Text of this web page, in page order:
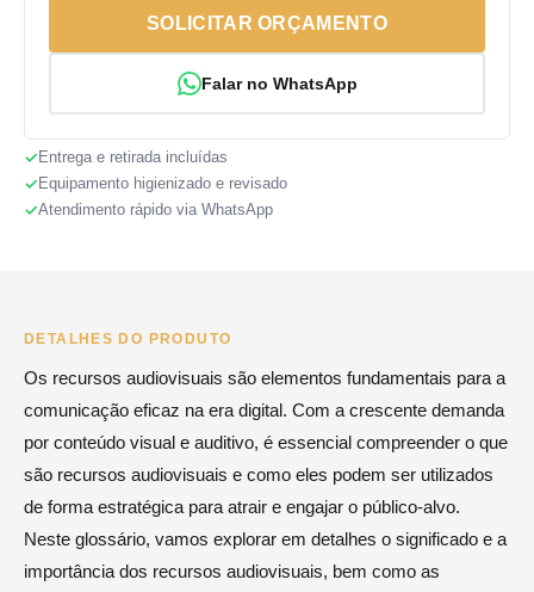
SOLICITAR ORÇAMENTO
Falar no WhatsApp
Entrega e retirada incluídas
Equipamento higienizado e revisado
Atendimento rápido via WhatsApp
DETALHES DO PRODUTO
Os recursos audiovisuais são elementos fundamentais para a
comunicação eficaz na era digital. Com a crescente demanda
por conteúdo visual e auditivo, é essencial compreender o que
são recursos audiovisuais e como eles podem ser utilizados
de forma estratégica para atrair e engajar o público-alvo.
Neste glossário, vamos explorar em detalhes o significado e a
importância dos recursos audiovisuais, bem como as